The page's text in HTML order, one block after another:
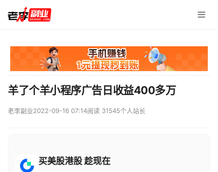
羊了个羊小程序广告日收益400多万
老李副业2022-09-16 07:14阅读 31545个人站长
买美股港股 趁现在